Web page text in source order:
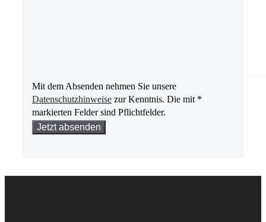
Mit dem Absenden nehmen Sie unsere
Datenschutzhinweise zur Kenntnis. Die mit *
markierten Felder sind Pflichtfelder.
Bitte
leer.